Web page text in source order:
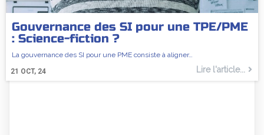
Gouvernance des SI pour une TPE/PME
: Science-fiction ?
21 OCT, 24
La gouvernance des SI pour une PME consiste à aligner…
Lire l'article...